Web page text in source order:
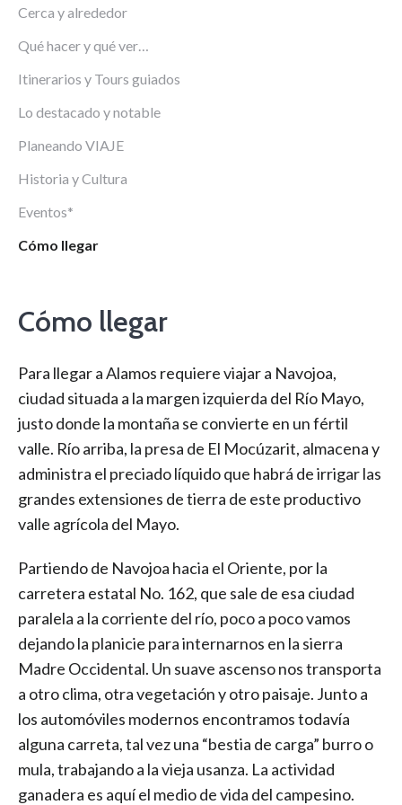
Cerca y alrededor
Qué hacer y qué ver…
Itinerarios y Tours guiados
Lo destacado y notable
Planeando VIAJE
Historia y Cultura
Eventos*
Cómo llegar
Cómo llegar
Para llegar a Alamos requiere viajar a Navojoa,
ciudad situada a la margen izquierda del Río Mayo,
justo donde la montaña se convierte en un fértil
valle. Río arriba, la presa de El Mocúzarit, almacena y
administra el preciado líquido que habrá de irrigar las
grandes extensiones de tierra de este productivo
valle agrícola del Mayo.
Partiendo de Navojoa hacia el Oriente, por la
carretera estatal No. 162, que sale de esa ciudad
paralela a la corriente del río, poco a poco vamos
dejando la planicie para internarnos en la sierra
Madre Occidental. Un suave ascenso nos transporta
a otro clima, otra vegetación y otro paisaje. Junto a
los automóviles modernos encontramos todavía
alguna carreta, tal vez una “bestia de carga” burro o
mula, trabajando a la vieja usanza. La actividad
ganadera es aquí el medio de vida del campesino.